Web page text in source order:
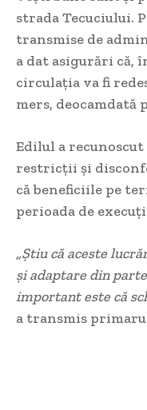
strada
transmise de
a dat asigurări că,
circulația va fi
mers, deocamdată
Edilul a
restricții și
că beneficiile pe
perioada de
„Știu că aceste
și adaptare din
important este că
a transmis